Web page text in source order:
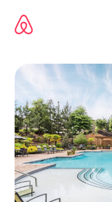
contenido